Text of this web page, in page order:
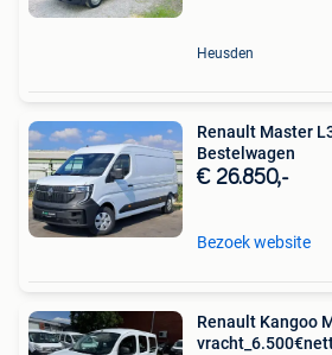
Heusden
Renault Master
Bestelwagen
€ 26.850,-
Bezoek website
Renault Kangoo